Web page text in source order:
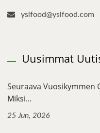
yslfood@yslfood.com
Uusimmat
Seuraava Vuosikymmen
Miksi...
25 Jun, 2026